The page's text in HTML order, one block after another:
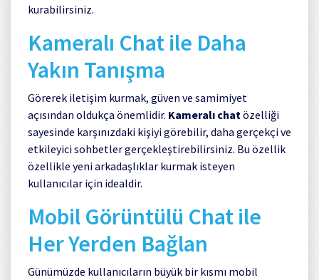
kurabilirsiniz.
Kameralı Chat ile Daha
Yakın Tanışma
Görerek iletişim kurmak, güven ve samimiyet
açısından oldukça önemlidir. Kameralı chatözelliği
sayesinde karşınızdaki kişiyi görebilir, daha gerçekçi ve
etkileyici sohbetler gerçekleştirebilirsiniz. Bu özellik
özellikle yeni arkadaşlıklar kurmak isteyen
kullanıcılar için idealdir.
Mobil Görüntülü Chat ile
Her Yerden Bağlan
Günümüzde kullanıcıların büyük bir kısmı mobil